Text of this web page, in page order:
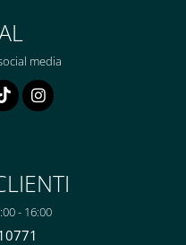
media
- 16:00